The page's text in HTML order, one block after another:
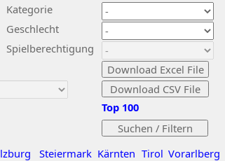
Kategorie
Geschlecht
Spielberechtigung
Steiermark Kärnten Tirol Vorarlberg
Top 100